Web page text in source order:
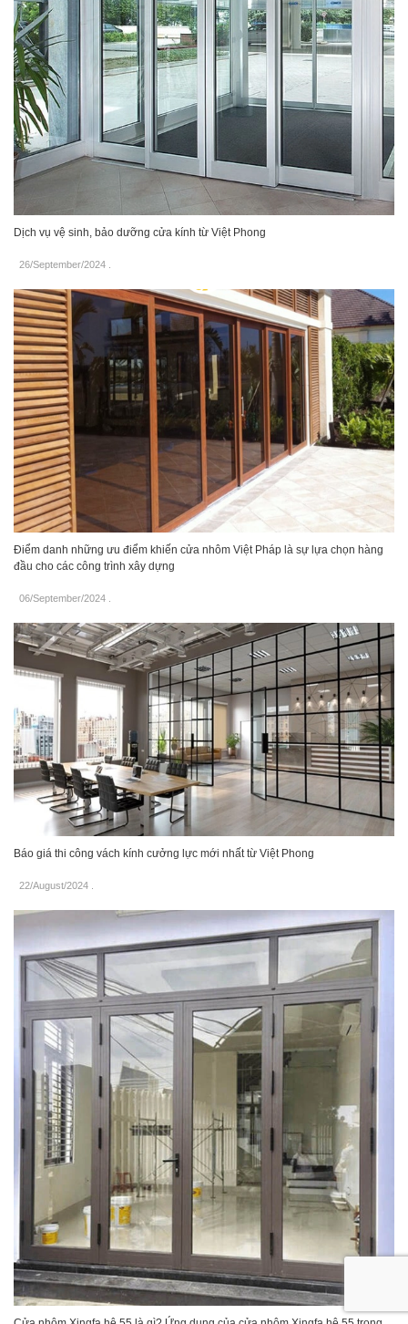
Dịch vụ vệ sinh, bảo dưỡng cửa kính từ Việt Phong
26/September/2024 .
Điểm danh những ưu điểm khiến cửa nhôm Việt Pháp là sự lựa chọn hàng
đầu cho các công trình xây dựng
06/September/2024
Báo giá thi công vách kính cưởng lực mới nhất từ Việt Phong
22/August/2024